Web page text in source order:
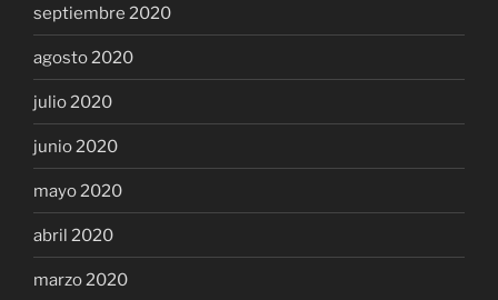
septiembre 2020
agosto 2020
julio 2020
junio 2020
mayo 2020
abril 2020
marzo 2020